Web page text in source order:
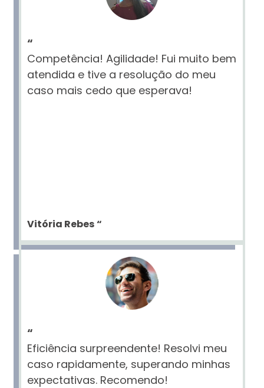
“
Competência! Agilidade! Fui muito bem
atendida e tive a resolução do meu
caso mais cedo que esperava!
Vitória Rebes“
“
Eficiência surpreendente! Resolvi meu
caso rapidamente, superando minhas
expectativas. Recomendo!